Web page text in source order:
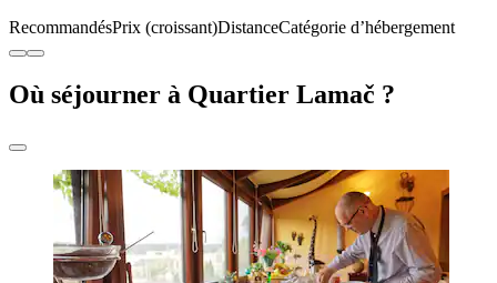
RecommandésPrix (croissant)DistanceCatégorie d’hébergement
Où séjourner à Quartier Lamač ?